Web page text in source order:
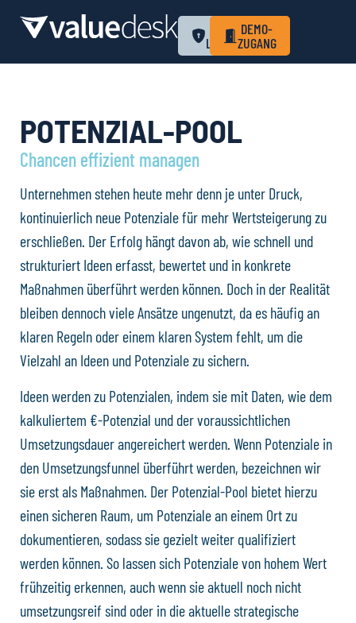
ZUM
LOGIN
DEMO-
ZUGANG
POTENZIAL-POOL​
Chancen effizient managen
Unternehmen stehen heute mehr denn je unter Druck,
kontinuierlich neue Potenziale für mehr Wertsteigerung zu
erschließen. Der Erfolg hängt davon ab, wie schnell und
strukturiert Ideen erfasst, bewertet und in konkrete
Maßnahmen überführt werden können. Doch in der Realität
bleiben dennoch viele Ansätze ungenutzt, da es häufig an
klaren Regeln oder einem klaren System fehlt, um die
Vielzahl an Ideen und Potenziale zu sichern.
Ideen werden zu Potenzialen, indem sie mit Daten, wie dem
kalkuliertem €-Potenzial und der voraussichtlichen
Umsetzungsdauer angereichert werden. Wenn Potenziale in
den Umsetzungsfunnel überführt werden, bezeichnen wir
sie erst als Maßnahmen. Der Potenzial-Pool bietet hierzu
einen sicheren Raum, um Potenziale an einem Ort zu
dokumentieren, sodass sie gezielt weiter qualifiziert
werden können. So lassen sich Potenziale von hohem Wert
frühzeitig erkennen, auch wenn sie aktuell noch nicht
umsetzungsreif sind oder in die aktuelle strategische